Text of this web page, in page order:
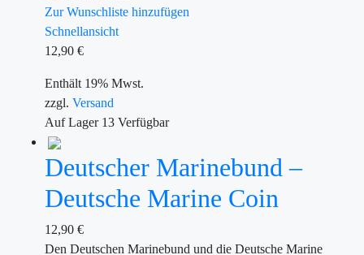
Zur Wunschliste hinzufügen
Schnellansicht
12,90 €
Enthält 19% Mwst.
zzgl. Versand
Auf Lager13 Verfügbar
Deutscher Marinebund –
Deutsche Marine Coin
12,90 €
Den Deutschen Marinebund und die Deutsche Marine